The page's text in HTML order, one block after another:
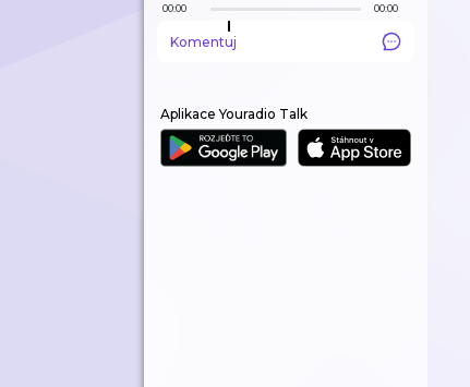
00:00 00:00
Komentuj
Aplikace Youradio Talk